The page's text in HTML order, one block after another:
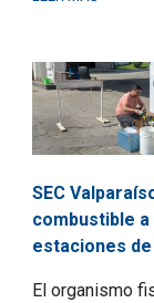
SEC
combustible
estaciones
El organismo